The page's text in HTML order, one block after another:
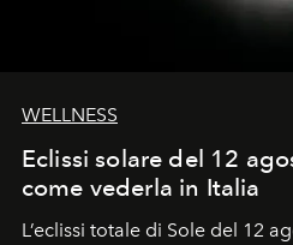
WELLNESS
Eclissi solare del 12
come vederla in Italia
L’eclissi totale di Sole del 12